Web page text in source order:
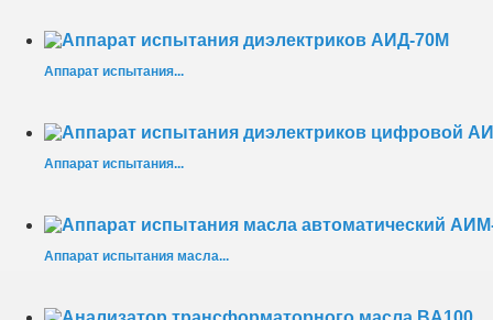
Аппарат испытания...
Аппарат испытания...
Аппарат испытания масла...